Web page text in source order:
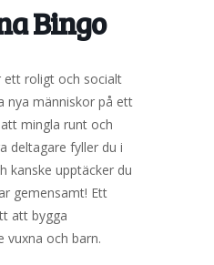
Bingo
ett roligt och socialt
nya människor på ett
mingla runt och
deltagare fyller du i
kanske upptäcker du
gemensamt! Ett
att bygga
vuxna och barn.